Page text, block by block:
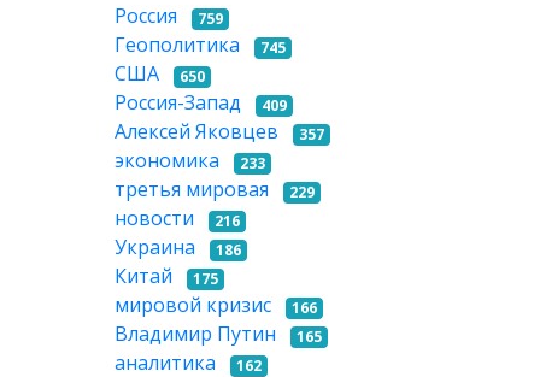
Россия
759
Геополитика 745
США 650
Россия-Запад 409
Алексей Яковцев 357
экономика 233
третья мировая 229
новости 216
Украина 186
Китай 175
мировой кризис 166
Владимир Путин 165
аналитика 162